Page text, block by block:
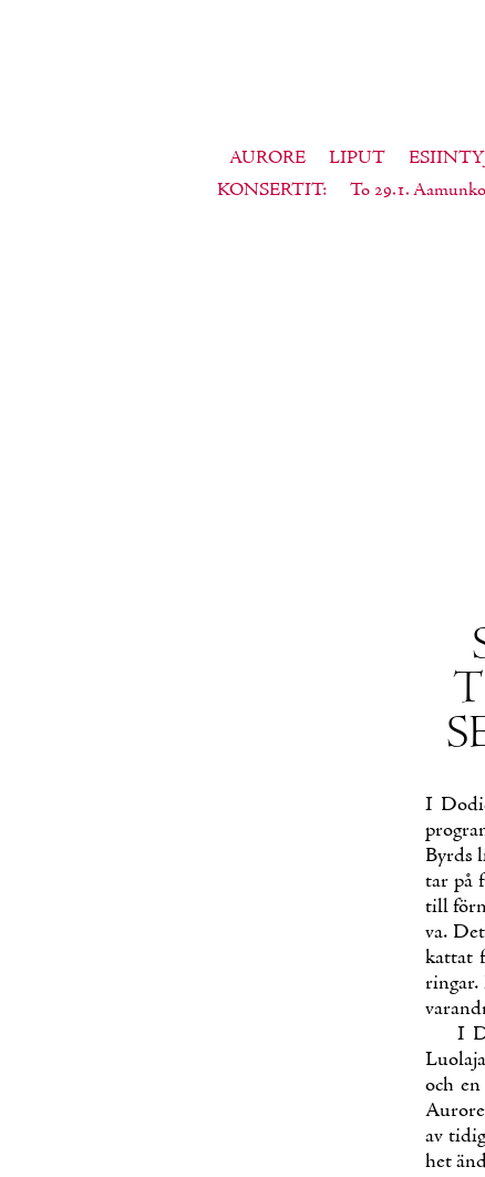
AURORE LIPUT
KONSERTIT
To 29.1.
I
Byrds
tar på
till
va.
kat­tat
rin­gar.
I
och
av
het